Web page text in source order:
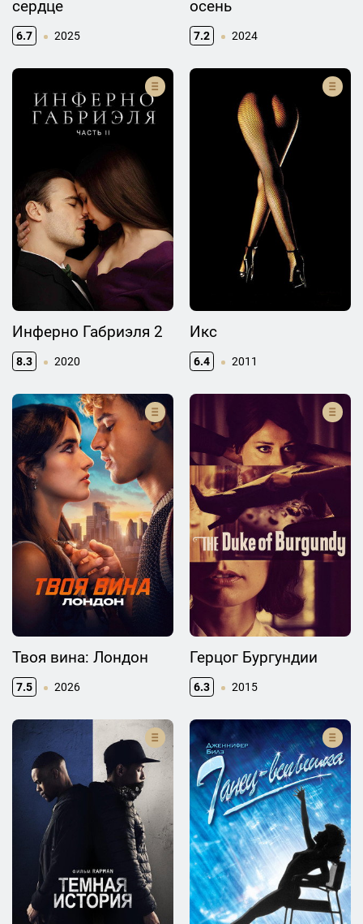
сердце
6.7 2025
осень
7.2 2024
Инферно Габриэля 2
8.3 2020
Икс
6.4 2011
Твоя вина: Лондон
7.5 2026
Герцог Бургундии
6.3 2015